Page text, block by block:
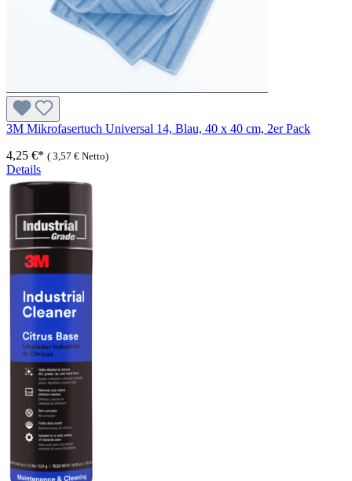
3M Mikrofasertuch Universal 14, Blau, 40 x 40 cm, 2er Pack
4,25 €* ( 3,57 € Netto)
Details